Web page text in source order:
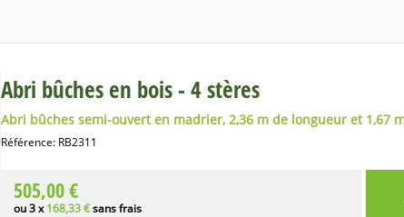
Abri bûches en bois - 4 stères
Abri bûches semi-ouvert en madrier, 2,36 m de longueur et 1,67
Référence: RB2311
505,00 €
ou 3 x168,33 €sans frais